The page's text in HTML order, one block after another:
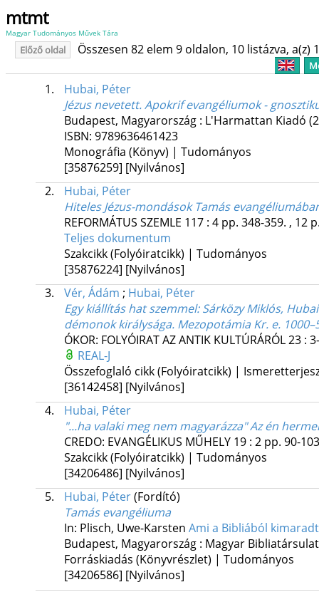
mtmt
Magyar Tudományos Művek Tára
Előző oldal Összesen 82 elem 9 oldalon, 10 listázva, a(z)
1.
Hubai, Péter
Jézus nevetett. Apokrif evangéliumok -
Budapest, Magyarország : L'Harmattan Kiadó
ISBN: 9789636461423
Monográfia (Könyv) | Tudományos
[35876259] [Nyilvános]
2.
Hubai, Péter
Hiteles Jézus-mondások Tamás
REFORMÁTUS SZEMLE 117: 4 pp. 348-359. , 12
Teljes dokumentum
Szakcikk (Folyóiratcikk) | Tudományos
[35876224] [Nyilvános]
3.
Vér, Ádám ; Hubai, Péter
Egy kiállítás hat szemmel: Sárközy Miklós,
démonok királysága. Mezopotámia Kr. e.
ÓKOR: FOLYÓIRAT AZ ANTIK KULTÚRÁRÓL23:
REAL-J
Összefoglaló cikk (Folyóiratcikk) |
[36142458] [Nyilvános]
4.
Hubai, Péter
"...ha valaki meg nem magyarázza" Az én
CREDO: EVANGÉLIKUS MŰHELY 19: 2 pp. 90-
Szakcikk (Folyóiratcikk) | Tudományos
[34206486] [Nyilvános]
5.
Hubai, Péter(Fordító)
Tamás evangéliuma
In: Plisch, Uwe-Karsten Ami a Bibliából
Budapest, Magyarország : Magyar
Forráskiadás (Könyvrészlet) | Tudományos
[34206586] [Nyilvános]